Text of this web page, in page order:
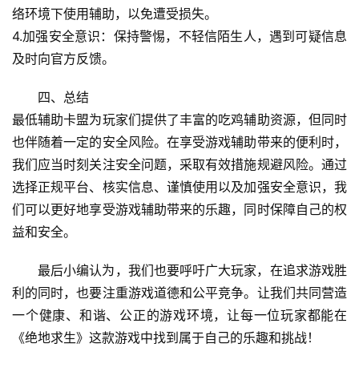
络环境下使用辅助，以免遭受损失。
4.加强安全意识：保持警惕，不轻信陌生人，遇到可疑信息
及时向官方反馈。
四、总结
最低辅助卡盟为玩家们提供了丰富的吃鸡辅助资源，但同时
也伴随着一定的安全风险。在享受游戏辅助带来的便利时，
我们应当时刻关注安全问题，采取有效措施规避风险。通过
选择正规平台、核实信息、谨慎使用以及加强安全意识，我
们可以更好地享受游戏辅助带来的乐趣，同时保障自己的权
益和安全。
最后小编认为，我们也要呼吁广大玩家，在追求游戏胜
利的同时，也要注重游戏道德和公平竞争。让我们共同营造
一个健康、和谐、公正的游戏环境，让每一位玩家都能在
《绝地求生》这款游戏中找到属于自己的乐趣和挑战！